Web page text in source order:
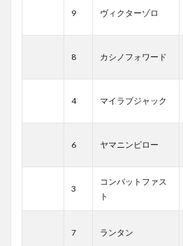
9 ヴィクターゾロ
8 カシノフォワード
4 マイラブジャック
6 ヤマニンビロー
3
コンバットファス
ト
7 ランタン